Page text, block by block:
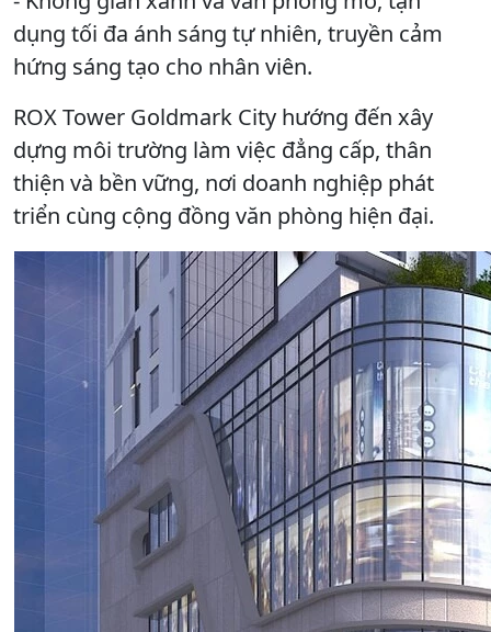
dụng tối đa ánh sáng tự nhiên, truyền cảm
hứng sáng tạo cho nhân viên.
ROX Tower Goldmark City hướng đến xây
dựng môi trường làm việc đẳng cấp, thân
thiện và bền vững, nơi doanh nghiệp phát
triển cùng cộng đồng văn phòng hiện đại.